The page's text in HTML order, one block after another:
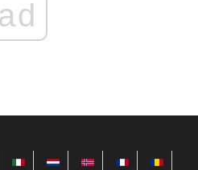
ad